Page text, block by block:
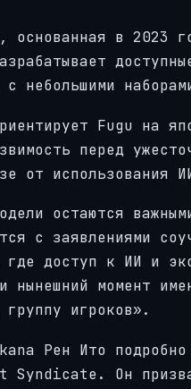
основанная в 2023
с небольшими
Fugu на
перед
от использования
остаются
с заявлениями
где доступ к ИИ и
нынешний момент
игроков».
Рен Ито
Syndicate. Он